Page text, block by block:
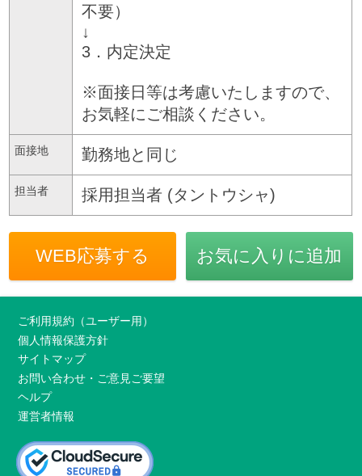
不要）
↓
3．内定決定
※面接日等は考慮いたしますので、
お気軽にご相談ください。
面接地 勤務地と同じ
担当者 採用担当者 (タントウシャ)
WEB応募する お気に入りに追加
ご利用規約（ユーザー用）
個人情報保護方針
サイトマップ
お問い合わせ・ご意見ご要望
ヘルプ
運営者情報